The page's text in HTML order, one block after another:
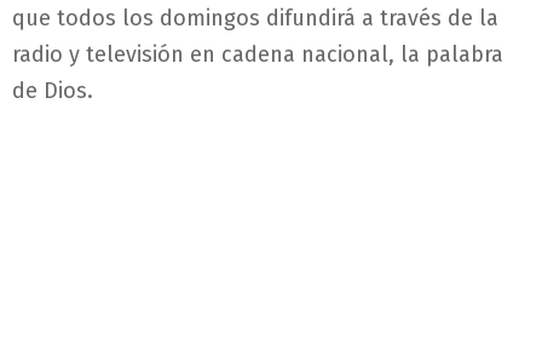
que todos los domingos difundirá a través de la
radio y televisión en cadena nacional, la palabra
de Dios.